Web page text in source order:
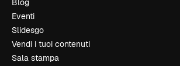
Blog
Eventi
Slidesgo
Vendi i tuoi contenuti
Sala stampa